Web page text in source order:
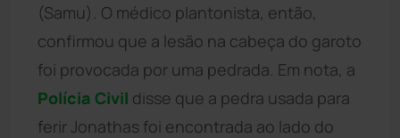
(Samu). O médico plantonista, então,
confirmou que a lesão na cabeça do garoto
foi provocada por uma pedrada. Em nota, a
Polícia Civil disse que a pedra usada para
ferir Jonathas foi encontrada ao lado do